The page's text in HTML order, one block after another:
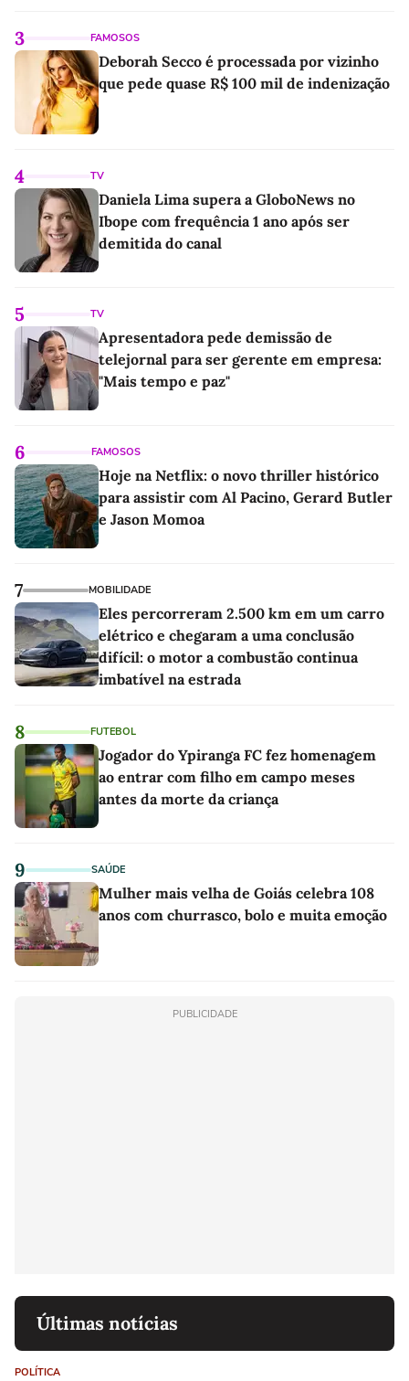
3 FAMOSOS
Deborah Secco é processada por vizinho
que pede quase R$ 100 mil de indenização
4 TV
Daniela Lima supera a GloboNews no
Ibope com frequência 1 ano após ser
demitida do canal
5 TV
Apresentadora pede demissão de
telejornal para ser gerente em empresa:
"Mais tempo e paz"
6 FAMOSOS
Hoje na Netflix: o novo thriller histórico
para assistir com Al Pacino, Gerard Butler
e Jason Momoa
7 MOBILIDADE
Eles percorreram 2.500 km em um carro
elétrico e chegaram a uma conclusão
difícil: o motor a combustão continua
imbatível na estrada
8 FUTEBOL
Jogador do Ypiranga FC fez homenagem
ao entrar com filho em campo meses
antes da morte da criança
9 SAÚDE
Mulher mais velha de Goiás celebra 108
anos com churrasco, bolo e muita emoção
PUBLICIDADE
Últimas notícias
POLÍTICA